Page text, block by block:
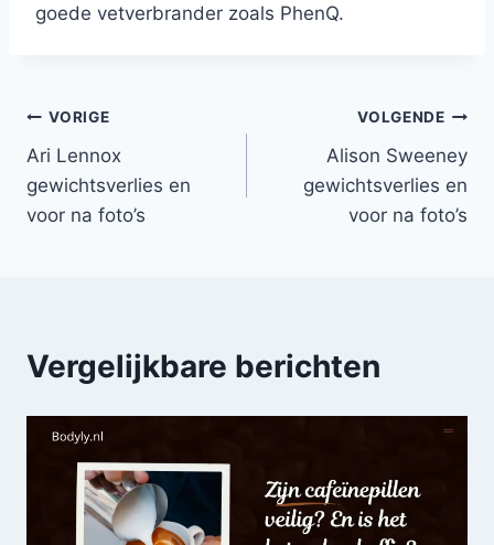
goede vetverbrander zoals PhenQ.
Bericht
navigatie
VORIGE
Ari Lennox
gewichtsverlies en
voor na foto’s
VOLGENDE
Alison Sweeney
gewichtsverlies en
voor na foto’s
Vergelijkbare berichten